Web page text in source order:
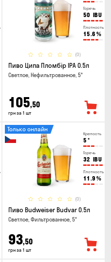
Горечь
50 IBU
Плотность
15.6 %
(0)
Пиво Ципа Пломбір IPA 0.5л
Светлое, Нефильтрованное, 5°
105,50
грн за 1 шт
Крепость
5 °
Горечь
32 IBU
Плотность
11.9 %
(0)
Только онлайн
Пиво Budweiser Budvar 0.5л
Светлое, Фильтрованное, 5°
93,50
грн за 1 шт